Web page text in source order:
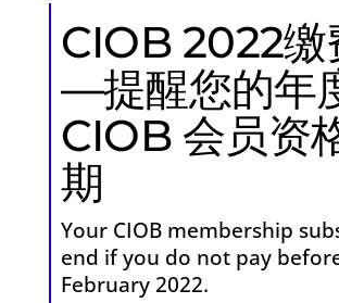
CIOB 2022缴
—提醒您的年
CIOB 会员资
期
Your CIOB membership
end if you do not pay
February 2022.